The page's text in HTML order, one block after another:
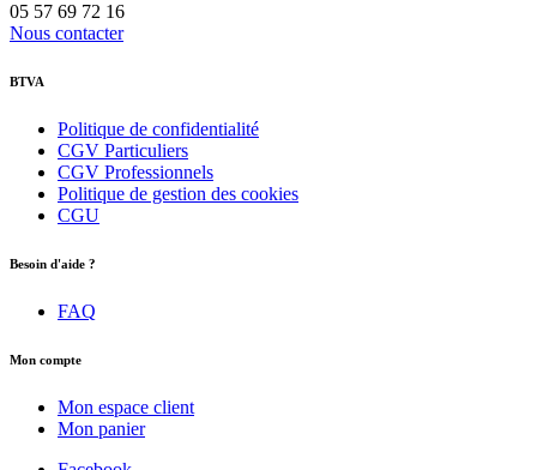
05 57 69 72 16
Nous contacter
BTVA
Politique de confidentialité
CGV Particuliers
CGV Professionnels
Politique de gestion des cookies
CGU
Besoin d'aide ?
FAQ
Mon compte
Mon espace client
Mon panier